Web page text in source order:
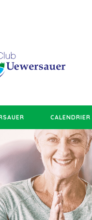
CALENDRIER